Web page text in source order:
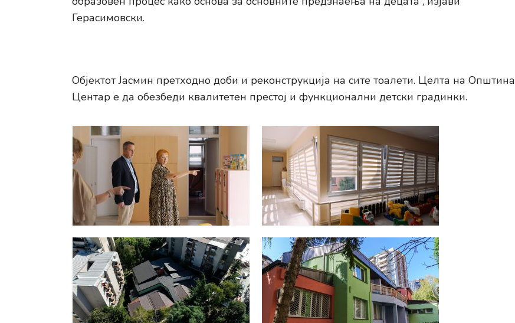
Герасимовски.
Објектот Јасмин претходно доби и реконструкција на сите тоалети. Целта на Општина
Центар е да обезбеди квалитетен престој и функционални детски градинки.